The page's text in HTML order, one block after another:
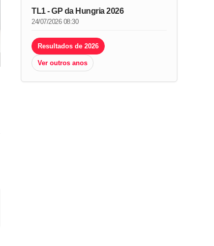
TL1 - GP da Hungria 2026
24/07/2026 08:30
Resultados de 2026
Ver outros anos